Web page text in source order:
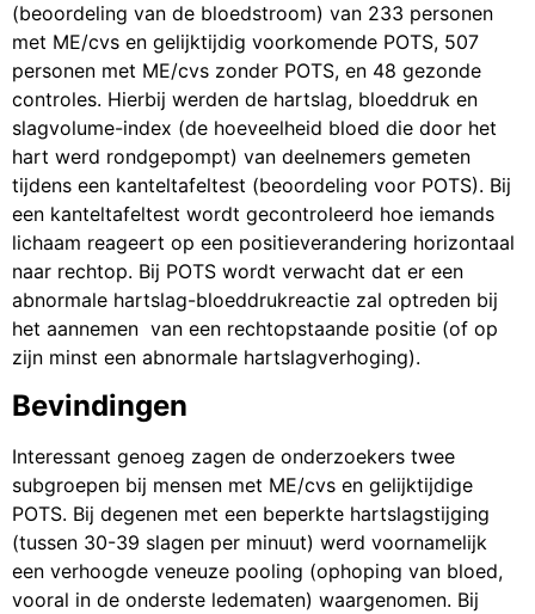
(beoordeling van de bloedstroom) van 233 personen
met ME/cvs en gelijktijdig voorkomende POTS, 507
personen met ME/cvs zonder POTS, en 48 gezonde
controles. Hierbij werden de hartslag, bloeddruk en
slagvolume-index (de hoeveelheid bloed die door het
hart werd rondgepompt) van deelnemers gemeten
tijdens een kanteltafeltest (beoordeling voor POTS). Bij
een kanteltafeltest wordt gecontroleerd hoe iemands
lichaam reageert op een positieverandering horizontaal
naar rechtop. Bij POTS wordt verwacht dat er een
abnormale hartslag-bloeddrukreactie zal optreden bij
het aannemen van een rechtopstaande positie (of op
zijn minst een abnormale hartslagverhoging).
Bevindingen
Interessant genoeg zagen de onderzoekers twee
subgroepen bij mensen met ME/cvs en gelijktijdige
POTS. Bij degenen met een beperkte hartslagstijging
(tussen 30-39 slagen per minuut) werd voornamelijk
een verhoogde veneuze pooling (ophoping van bloed,
vooral in de onderste ledematen) waargenomen. Bij